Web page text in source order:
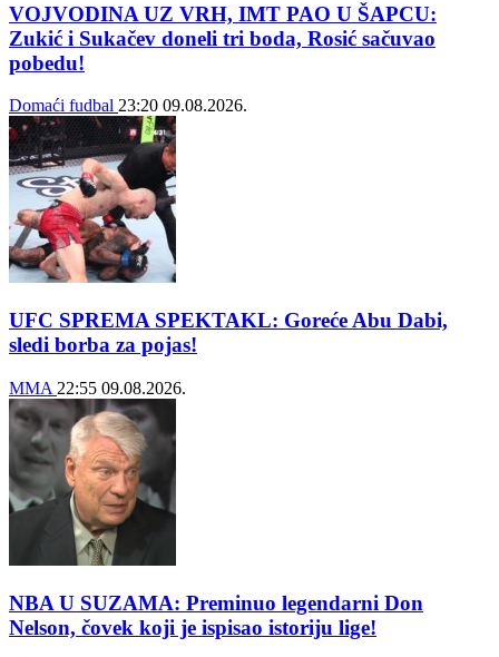
VOJVODINA UZ VRH, IMT PAO U ŠAPCU:
Zukić i Sukačev doneli tri boda, Rosić sačuvao
pobedu!
Domaći fudbal 23:20 09.08.2026.
UFC SPREMA SPEKTAKL: Goreće Abu Dabi,
sledi borba za pojas!
MMA 22:55 09.08.2026.
NBA U SUZAMA: Preminuo legendarni Don
Nelson, čovek koji je ispisao istoriju lige!